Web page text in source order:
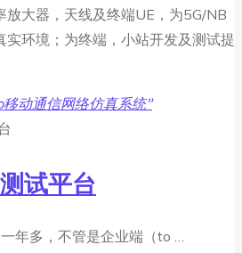
放大器，天线及终端UE，为5G/NB
实环境；为终端，小站开发及测试提
动通信网络仿真系统"
试平台
年多，不管是企业端（to …